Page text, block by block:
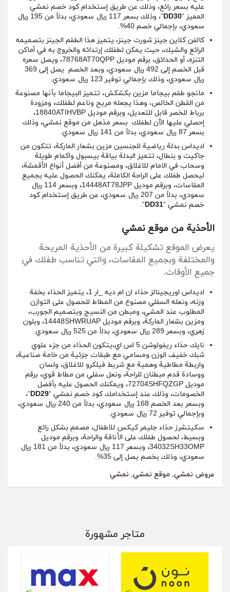
عليه بسعر رائع، وذلك عن طريق إستخدام كود خصم نمشي
المميز “DD30
“، وذلك بسعر 117 ريال سعودي، بدلاً من 195 ريال
سعودي، بإجمالي خصم 40%.
كالفن كلاين جينز شورت جينز، يتميز هذا الطقم الجينز بتصميمه
الرائع والشيك، حيث يمكن لطفلك إرتدائه والخروج به في أماكن
التنزه، أو الحدائق، برقم موديل 78768AT70QPP، ويصل سعره
قبل الخصم إلى 492 ريال سعودي، وبعد الخصم يصل إلى 369
ريال سعودي، وذلك بإجمالي توفير 123 ريال سعودي.
مانجو طقم بيجاما مزين بكشكش، تتميز البيجاما بأنها مصنوعة
من القطن الخالص، وهذا يجعله مريح وناعم لطفلك، ومزودة
برباط للخصر قابل للتعديل، وبرقم موديل 18840ATIHVBP،
إحصلي عليها الآن لطفلك بسعر مذهل من موقع نمشي، وذلك
بسعر 87 ريال سعودي، بدلاً من 141 ريال سعودي.
اديداس بدلة رياضية للجنسين مزين بشعار الماركة، تتكون من
جاكيت و بنطال، تتميز البدلة بياقة بيسبول واكمام طويلة
وسحاب في الامام للاغلاق، ومصنوعة من أفضل أنواع الأقمشة،
ليحصل طفلك على الراحة الكاملة، يمكنك الحصول عليه بجميع
المقاسات، وبرقم موديل 14448AT78JPP، وبسعر 114 ريال
سعودي، بدلاً من 207 ريال سعودي، عن طريق إستخدام كود
خصم نمشي “DD31
“.
الأحذية من موقع نمشي
يعرض الموقع تشكيلة كبيرة من الأحذية المريحة
والمختلفة وبجميع المقاسات، والتي تناسب طفلك في
جميع الأوقات.
اديداس اوريجينالز حذاء ان ام ديه _ار 1، يتميز الحذاء بخفة
وزنه، ونعله السفلي مصنوع من المطاط للحصول على التوازن
المطلوب عند المشي، ومبطن من النسيج وبتصميم الجورب،
ومزين بشعار الماركة، وبرقم موديل 14448SHWRUAP، وبلون
زهري، وبسعر 289 ريال سعودي، بدلاً من 525 ريال سعودي.
نايك حذاء ريفولوشن 5 اس اي،يتكون الحذاء من جزء علوي
شبك خفيف الوزن ومسامي مع طبقات جزئية من خامة صناعية،
واربطة مطاطية وهمية مع شريط فيلكرو للاغلاق، ولسان
ووسادة قدم مبطنان للراحة، ونعل سفلي من مطاط قوي، برقم
موديل 72704SHFQZGP، ويمكنك الحصول عليه بأفضل
الخصومات، وذلك عند إستخدامك كود خصم نمشي “DD29“،
وبسعر بعد الخصم 168 ريال سعودي، بدلاً من 240 ريال سعودي،
وبإجمالي توفير 72 ريال سعودي.
سكيتشرز حذاء جليمر كيكس للاطفال، مصمم بشكل رائع
وبسيط، لحصول طفلك على الأناقة والراحة، وبرقم موديل
34032SH33OMP، وبسعر 117 ريال سعودي، بدلاً من 181 ريال
سعودي، وذلك بخصم يصل إلى 35%.
عروض نمشي, موقع نمشي, نمشي
متاجر مشهورة